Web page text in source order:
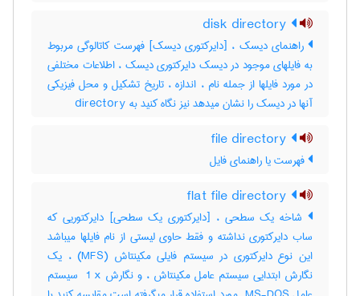
راهنمای دیسک ، [دایرکتوری دیسک] فهرست کاتالوگی مربوط
به فایلهای موجود در دیسک دایرکتوری دیسک ، اطلاعات مختلفی
در مورد فایلها از جمله نام ، اندازه ، تاریخ تشکیل و محل فیزیکی
آنها در دیسک را نشان میدهد نیز نگاه کنید به ‎ directory
فهرست یا راهنمای فایل
شاخه یک سطحی ، [دایرکتوری یک سطحی] دایرکتوریی که
ساب دایرکتوری نداشته و فقط حاوی لیستی از نام فایلها میباشد
این نوع دایرکتوری در سیستم فایلی مکینتاش (‎MFS) ، یک
نگارش ابتدایی سیستم عامل مکینتاش ، و نگارش ‎ 1 x سیستم